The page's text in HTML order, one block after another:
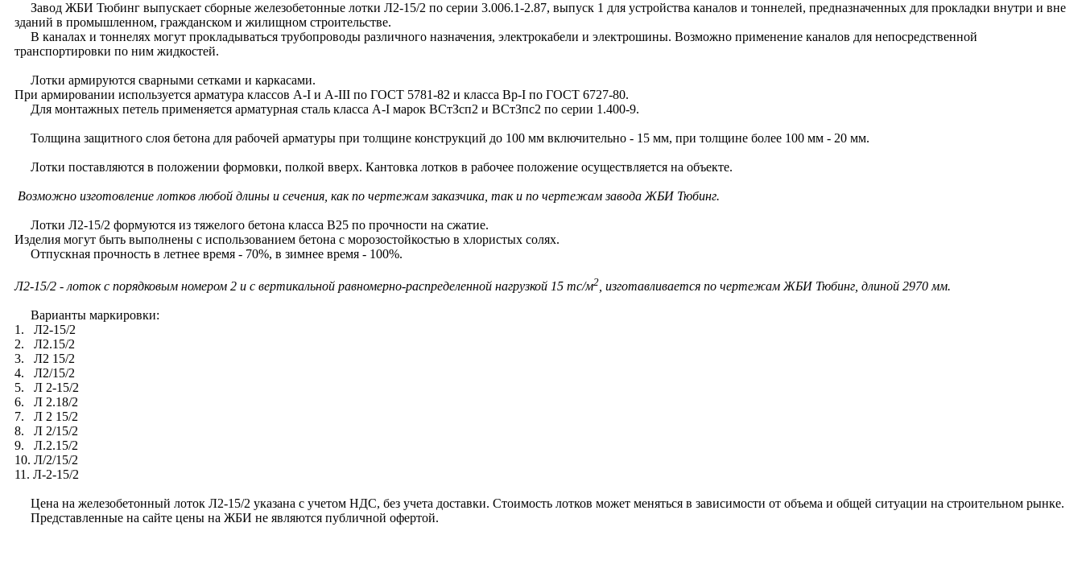
Завод ЖБИ Тюбинг выпускает сборные железобетонные лотки Л2-15/2 по серии 3.006.1-2.87, выпуск 1 для устройства каналов и тоннелей, предназначенных для прокладки внутри и вне
зданий в промышленном, гражданском и жилищном строительстве.
В каналах и тоннелях могут прокладываться трубопроводы различного назначения, электрокабели и электрошины. Возможно применение каналов для непосредственной
транспортировки по ним жидкостей.
Лотки армируются сварными сетками и каркасами.
При армировании используется арматура классов А-I и А-III по ГОСТ 5781-82 и класса Вр-I по ГОСТ 6727-80.
Для монтажных петель применяется арматурная сталь класса А-I марок ВСтЗсп2 и ВСтЗпс2 по серии 1.400-9.
Толщина защитного слоя бетона для рабочей арматуры при толщине конструкций до 100 мм включительно - 15 мм, при толщине более 100 мм - 20 мм.
Лотки поставляются в положении формовки, полкой вверх. Кантовка лотков в рабочее положение осуществляется на объекте.
Возможно изготовление лотков любой длины и сечения, как по чертежам заказчика, так и по чертежам завода ЖБИ Тюбинг.
Лотки Л2-15/2 формуются из тяжелого бетона класса В25 по прочности на сжатие.
Изделия могут быть выполнены с использованием бетона с морозостойкостью в хлористых солях.
Отпускная прочность в летнее время - 70%, в зимнее время - 100%.
Л2-15/2 - лоток с порядковым номером 2 и с вертикальной равномерно-распределенной нагрузкой 15 тс/м2 , изготавливается по чертежам ЖБИ Тюбинг, длиной 2970 мм.
Варианты маркировки:
1. Л2-15/2
2. Л2.15/2
3. Л2 15/2
4. Л2/15/2
5. Л 2-15/2
6. Л 2.18/2
7. Л 2 15/2
8. Л 2/15/2
9. Л.2.15/2
10. Л/2/15/2
11. Л-2-15/2
Цена на железобетонный лоток Л2-15/2 указана с учетом НДС, без учета доставки. Стоимость лотков может меняться в зависимости от объема и общей ситуации на строительном рынке.
Представленные на сайте цены на ЖБИ не являются публичной офертой.